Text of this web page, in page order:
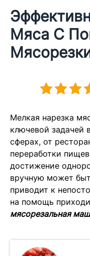
Мяса С
Мелкая нарезка
ключевой задачей
сферах, от
переработки
достижение
вручную может
приводит к
на помощь
мясорезальная